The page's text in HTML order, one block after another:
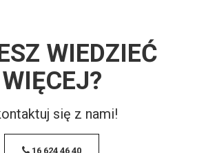
WIEDZIEĆ
WIĘCEJ?
się z nami!
16 624 46 40